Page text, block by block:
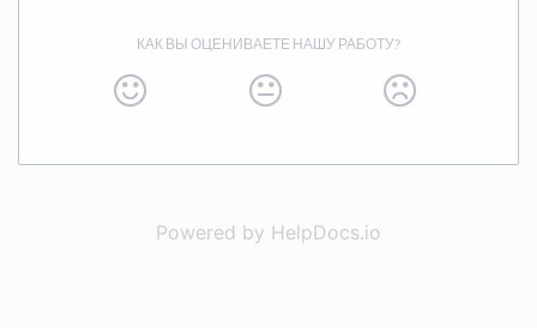
КАК ВЫ ОЦЕНИВАЕТЕ НАШУ РАБОТУ?
Powered by HelpDocs.io